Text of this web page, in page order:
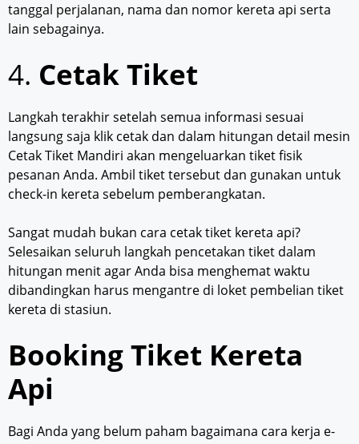
tanggal perjalanan, nama dan nomor kereta api serta
lain sebagainya.
4. Cetak Tiket
Langkah terakhir setelah semua informasi sesuai
langsung saja klik cetak dan dalam hitungan detail mesin
Cetak Tiket Mandiri akan mengeluarkan tiket fisik
pesanan Anda. Ambil tiket tersebut dan gunakan untuk
check-in kereta sebelum pemberangkatan.
Sangat mudah bukan cara cetak tiket kereta api?
Selesaikan seluruh langkah pencetakan tiket dalam
hitungan menit agar Anda bisa menghemat waktu
dibandingkan harus mengantre di loket pembelian tiket
kereta di stasiun.
Booking Tiket Kereta
Api
Bagi Anda yang belum paham bagaimana cara kerja e-